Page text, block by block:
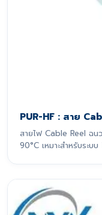
PUR-HF : สาย
สายไฟ Cable Reel ฉ
90°C เหมาะสำหรับระ